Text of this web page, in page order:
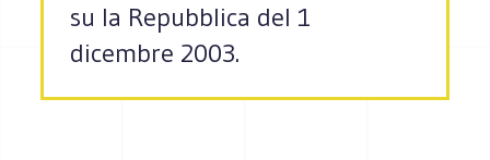
su la Repubblica del 1
dicembre 2003.